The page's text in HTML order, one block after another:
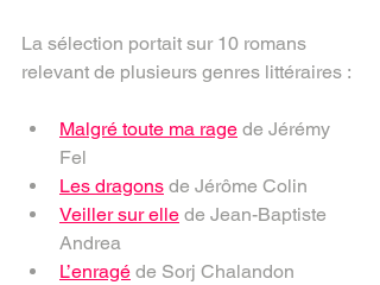
La sélection portait sur 10 romans
relevant de plusieurs genres littéraires :
Malgré toute ma rage de Jérémy
Fel
Les dragons de Jérôme Colin
Veiller sur elle de Jean-Baptiste
Andrea
L’enragé de Sorj Chalandon